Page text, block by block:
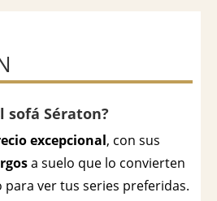
sofá Sératon?
excepcional, con sus
a suelo que lo convierten
para ver tus series preferidas.